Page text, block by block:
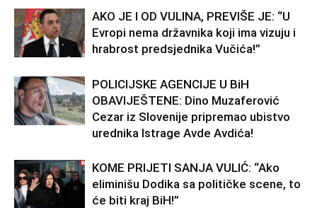
AKO JE I OD VULINA, PREVIŠE JE: “U
Evropi nema državnika koji ima vizuju i
hrabrost predsjednika Vučića!”
POLICIJSKE AGENCIJE U BiH
OBAVIJEŠTENE: Dino Muzaferović
Cezar iz Slovenije pripremao ubistvo
urednika Istrage Avde Avdića!
KOME PRIJETI SANJA VULIĆ: “Ako
eliminišu Dodika sa političke scene, to
će biti kraj BiH!”